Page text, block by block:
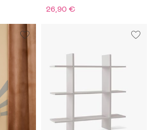
26,90 €